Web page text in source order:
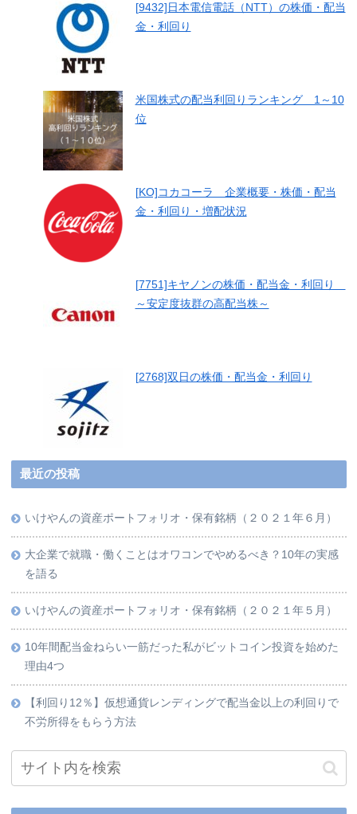
[9432]日本電信電話（NTT）の株価・配当
金・利回り
米国株式の配当利回りランキング 1～10
位
[KO]コカコーラ 企業概要・株価・配当
金・利回り・増配状況
[7751]キヤノンの株価・配当金・利回り
～安定度抜群の高配当株～
[2768]双日の株価・配当金・利回り
最近の投稿
いけやんの資産ポートフォリオ・保有銘柄（２０２１年６月）
大企業で就職・働くことはオワコンでやめるべき？10年の実感
を語る
いけやんの資産ポートフォリオ・保有銘柄（２０２１年５月）
10年間配当金ねらい一筋だった私がビットコイン投資を始めた
理由4つ
【利回り12％】仮想通貨レンディングで配当金以上の利回りで
不労所得をもらう方法